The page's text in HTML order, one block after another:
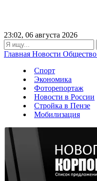
23:02, 06 августа 2026
Главная Новости Общество
Спорт
Экономика
Фоторепортаж
Новости в России
Стройка в Пензе
Мобилизация